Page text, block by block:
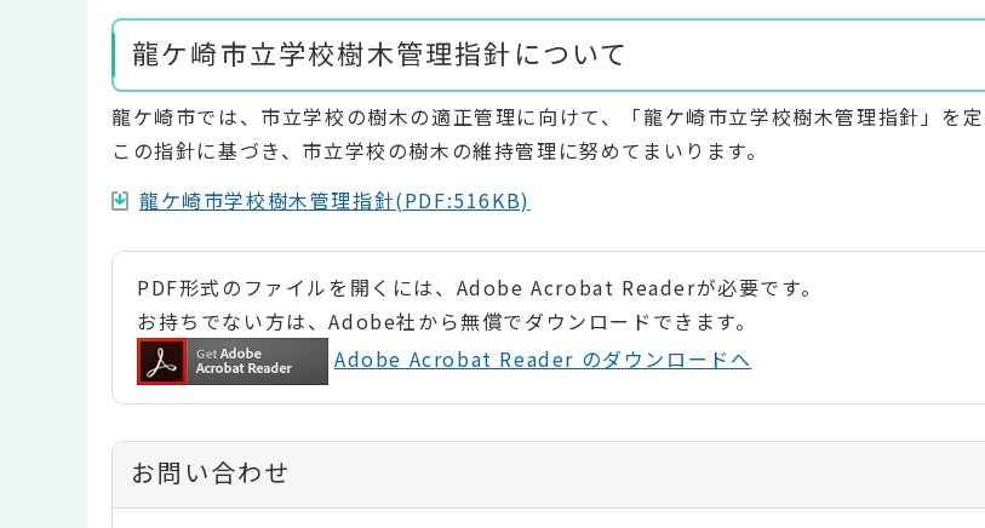
龍ケ崎市立学校樹木管理指針について
龍ケ崎市では、市立学校の樹木の適正管理に向けて、「龍ケ崎市立学校樹木管理指針」を定
この指針に基づき、市立学校の樹木の維持管理に努めてまいります。
龍ケ崎市学校樹木管理指針(PDF:516KB)
PDF形式のファイルを開くには、Adobe Acrobat Readerが必要です。
お持ちでない方は、Adobe社から無償でダウンロードできます。
Adobe Acrobat Reader のダウンロードへ
お問い合わせ